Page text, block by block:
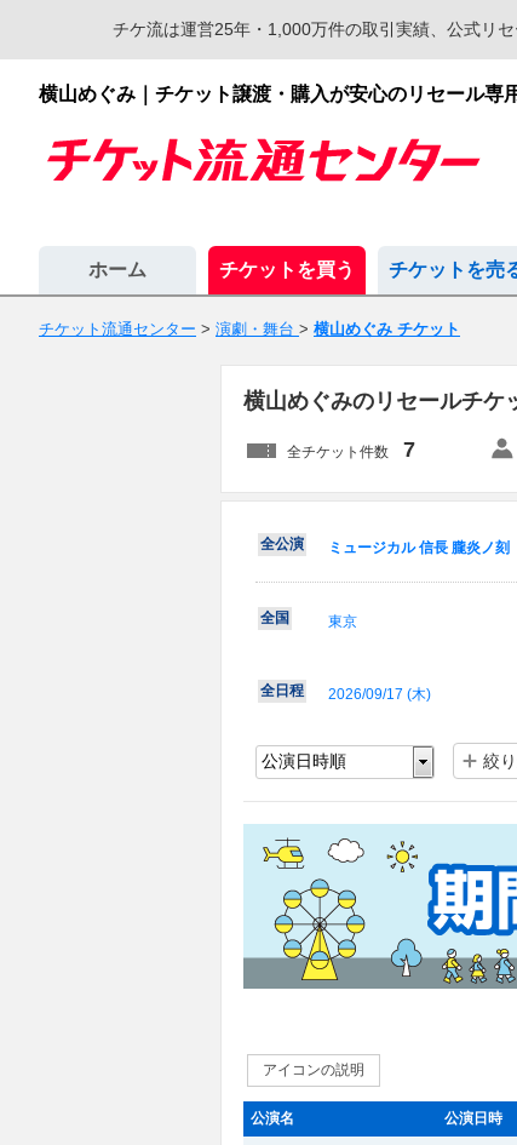
チケ流は運営25年・1,000万件の取引実績、公式リ
横山めぐみ｜チケット譲渡・購入が安心のリセール専
ホーム チケットを買う チケットを売
チケット流通センター > 演劇・舞台 > 横山めぐみ チケット
横山めぐみのリセールチケ
全チケット件数 7
全公演 ミュージカル 信長 朧炎ノ刻
全国 東京
全日程 2026/09/17 (木)
絞
アイコンの説明
公演名 公演日時